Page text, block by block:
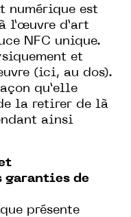
numérique est
l’œuvre d’art
NFC unique.
et
(ici, au dos).
qu’elle
la retirer de là
ainsi
garanties de
présente